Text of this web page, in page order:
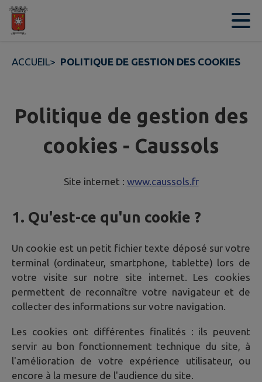
Contenu
ACCUEIL> POLITIQUE DE GESTION DES COOKIES
Politique de gestion des
cookies - Caussols
Site internet : www.caussols.fr
1. Qu'est-ce qu'un cookie ?
Un cookie est un petit fichier texte déposé sur votre
terminal (ordinateur, smartphone, tablette) lors de
votre visite sur notre site internet. Les cookies
permettent de reconnaître votre navigateur et de
collecter des informations sur votre navigation.
Les cookies ont différentes finalités : ils peuvent
servir au bon fonctionnement technique du site, à
l'amélioration de votre expérience utilisateur, ou
encore à la mesure de l'audience du site.